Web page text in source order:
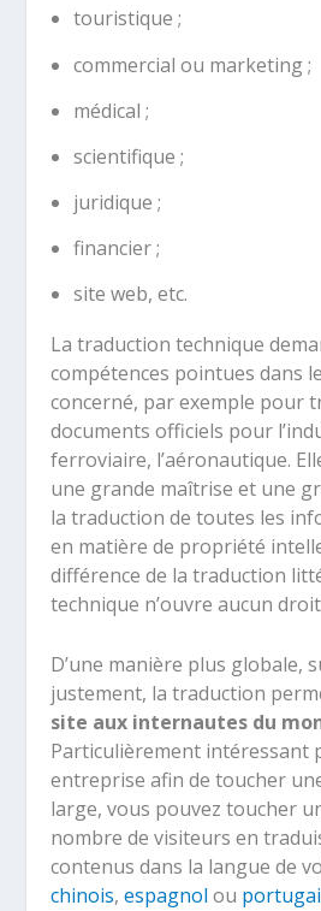
touristique ;
commercial ou marketing ;
médical ;
scientifique ;
juridique ;
financier ;
site web, etc.
La traduction technique
compétences pointues dans
concerné, par exemple pour
documents officiels pour
ferroviaire, l’aéronautique.
une grande maîtrise et une
la traduction de toutes les
en matière de propriété
différence de la traduction
technique n’ouvre aucun
D’une manière plus globale,
justement, la traduction
site aux internautes du
Particulièrement intéressant
entreprise afin de toucher
large, vous pouvez toucher
nombre de visiteurs en
contenus dans la langue de
chinois,espagnol ou